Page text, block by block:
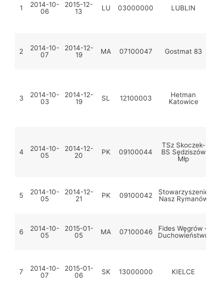
1
2014-10-
06
2015-12-
13
LU 03000000 LUBLIN
2
2014-10-
07
2014-12-
19
MA 07100047 Gostmat 83
3
2014-10-
03
2014-12-
19
SL 12100003
Hetman
Katowice
4
2014-10-
05
2014-12-
20
PK 09100044
TSz Skoczek-
BS Sędziszów
Młp
5
2014-10-
05
2014-12-
21
PK 09100042
Stowarzyszenie
Nasz Rymanów
6
2014-10-
05
2015-01-
05
MA 07100046
Fides Węgrów –
Duchowieństwo
7
2014-10-
07
2015-01-
06
SK 13000000 KIELCE